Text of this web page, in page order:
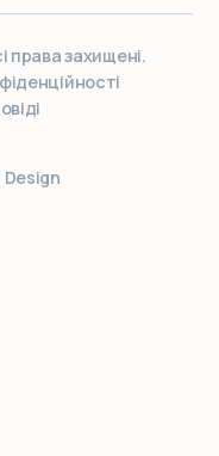
права захищені.
Design